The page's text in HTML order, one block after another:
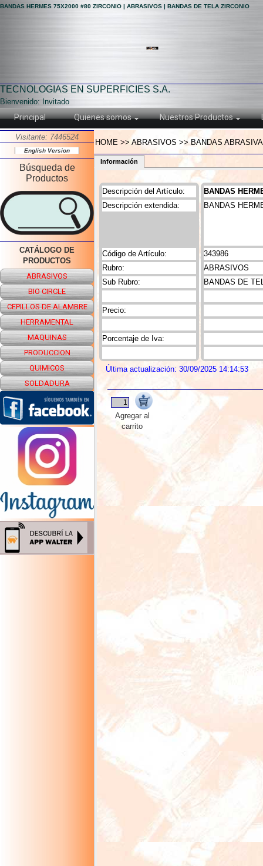
BANDAS HERMES 75X2000 #80 ZIRCONIO | ABRASIVOS | BANDAS DE TELA ZIRCONIO
TECNOLOGIAS EN SUPERFICIES S.A.
Bienvenido: Invitado
Principal Quienes somos Nuestros Productos
Visitante: 7446524
English Version
Búsqueda de
Productos
CATÁLOGO DE
PRODUCTOS
ABRASIVOS
BIO CIRCLE
CEPILLOS DE ALAMBRE
HERRAMENTAL
MAQUINAS
PRODUCCION
QUIMICOS
SOLDADURA
HOME >> ABRASIVOS >> BANDAS
Información
Descripción del Artículo:
Código de Artículo:
Rubro:
Sub Rubro:
Precio:
Descripción extendida:
Porcentaje de Iva:
BANDAS
343986
ABRASIVOS
BANDAS DE
BANDAS
Última actualización: 30/09/2025 14:14:53
Agregar al
carrito